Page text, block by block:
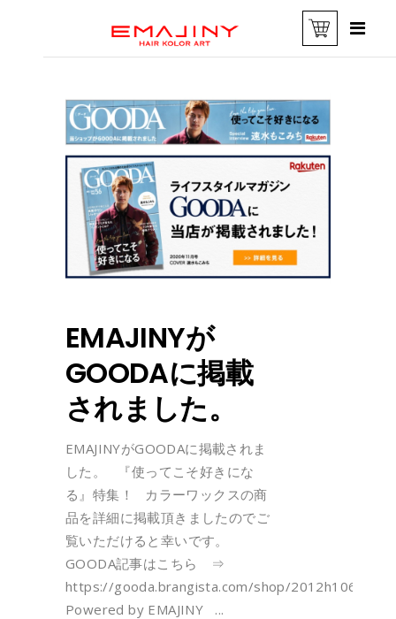
EMAJINYが
GOODAに掲載
されました。
EMAJINYがGOODAに掲載されま
した。 『使ってこそ好きにな
る』特集！ カラーワックスの商
品を詳細に掲載頂きましたのでご
覧いただけると幸いです。
GOODA記事はこちら ⇒
https://gooda.brangista.com/shop/2012h1065/
Powered by EMAJINY